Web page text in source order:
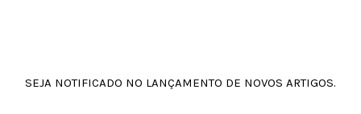
SEJA NOTIFICADO NO LANÇAMENTO DE NOVOS ARTIGOS.